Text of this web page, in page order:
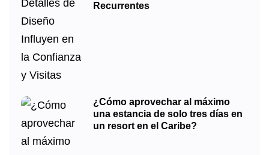
Recurrentes
¿Cómo aprovechar al máximo
una estancia de solo tres días en
un resort en el Caribe?